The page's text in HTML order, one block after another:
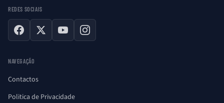
REDES SOCIAIS
Facebook
X YouTubeInstagram
NAVEGAÇÃO
Contactos
Politica de Privacidade